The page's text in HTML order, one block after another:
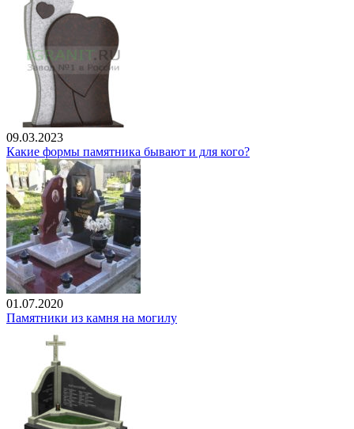
09.03.2023
Какие формы памятника бывают и для кого?
01.07.2020
Памятники из камня на могилу